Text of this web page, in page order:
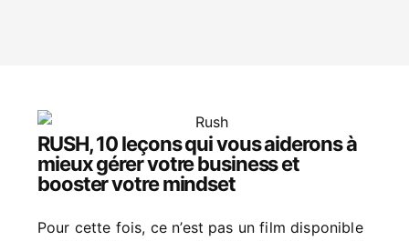
RUSH, 10 leçons qui vous aiderons à
mieux gérer votre business et
booster votre mindset
Pour cette fois, ce n’est pas un film disponible